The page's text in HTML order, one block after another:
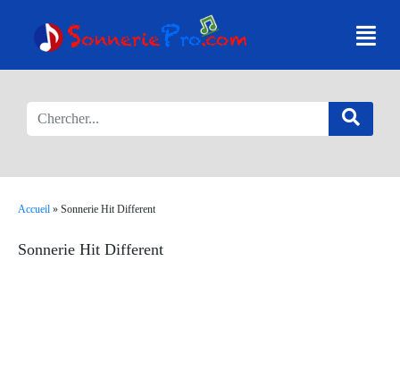
Accueil » Sonnerie Hit Different
Sonnerie Hit Different